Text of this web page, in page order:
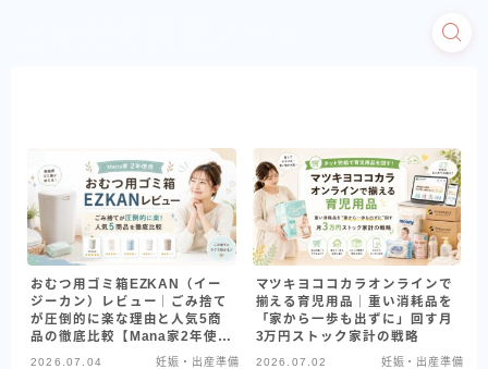
おむつ用ゴミ箱EZKAN（イー
ジーカン）レビュー｜ごみ捨て
が圧倒的に楽な理由と人気5商
品の徹底比較【Mana家2年使
2026.07.04 妊娠・出産準備
マツキヨココカラオンラインで
揃える育児用品｜重い消耗品を
「家から一歩も出ずに」回す月
3万円ストック家計の戦略
2026.07.02 妊娠・出産準備